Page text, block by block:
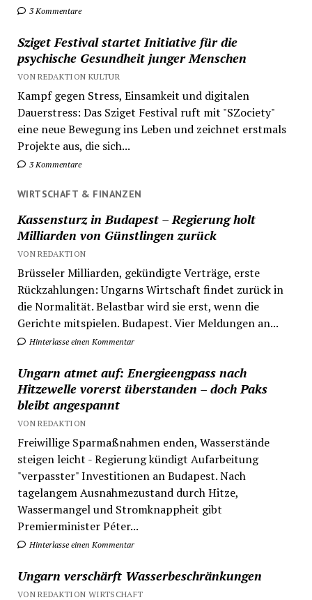
3 Kommentare
Sziget Festival startet Initiative für die
psychische Gesundheit junger Menschen
VON REDAKTION KULTUR
Kampf gegen Stress, Einsamkeit und digitalen
Dauerstress: Das Sziget Festival ruft mit "SZociety"
eine neue Bewegung ins Leben und zeichnet erstmals
Projekte aus, die sich...
3 Kommentare
WIRTSCHAFT & FINANZEN
Kassensturz in Budapest – Regierung holt
Milliarden von Günstlingen zurück
VON REDAKTION
Brüsseler Milliarden, gekündigte Verträge, erste
Rückzahlungen: Ungarns Wirtschaft findet zurück in
die Normalität. Belastbar wird sie erst, wenn die
Gerichte mitspielen. Budapest. Vier Meldungen an...
Hinterlasse einen Kommentar
Ungarn atmet auf: Energieengpass nach
Hitzewelle vorerst überstanden – doch Paks
bleibt angespannt
VON REDAKTION
Freiwillige Sparmaßnahmen enden, Wasserstände
steigen leicht - Regierung kündigt Aufarbeitung
"verpasster" Investitionen an Budapest. Nach
tagelangem Ausnahmezustand durch Hitze,
Wassermangel und Stromknappheit gibt
Premierminister Péter...
Hinterlasse einen Kommentar
Ungarn verschärft Wasserbeschränkungen
VON REDAKTION WIRTSCHAFT